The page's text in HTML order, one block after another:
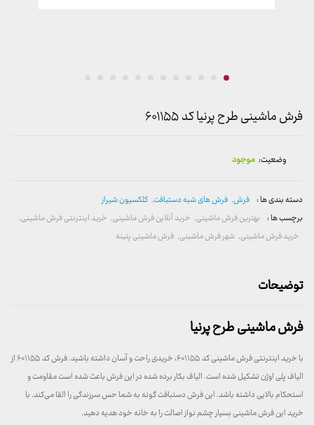
فرش ماشینی طرح پرنیا کد ۶۰۱۱۵۵
وضعیت: موجود
دسته بندی ها : فرش, فرش های شبه دستبافت, کلکسیون شیراز
برچسب ها : بهترین فرش ماشینی, خرید آنلاین فرش ماشینی, خرید اینترنتی فرش ماشینی,
خرید فرش ماشینی, شهر فرش ماشینی, فرش ماشینی پتینه
توضیحات
فرش ماشینی طرح پرنیا
با خرید اینترنتی فرش ماشینی کد ۶۰۱۱۵۵، خریدی راحت و آسان داشته باشید. فرش کد ۶۰۱۱۵۵ از
الیاف پلی اوژن تشکیل شده است. الیاف بکار برده شده در این فرش باعث شده است مقاومت و
استحکام بالایی داشته باشد. این فرش دستبافت گونه به شما حس سرزندگی را القا می‌کند. با
خرید این فرش ماشینی بسیار چشم نواز اصالت را به خانه خود هدیه دهید.